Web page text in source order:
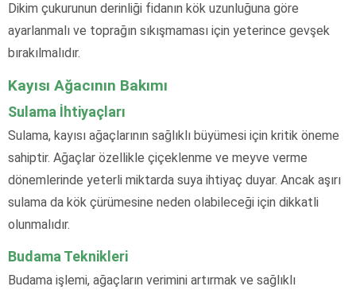
Dikim çukurunun derinliği fidanın kök uzunluğuna göre
ayarlanmalı ve toprağın sıkışmaması için yeterince gevşek
bırakılmalıdır.
Kayısı Ağacının Bakımı
Sulama İhtiyaçları
Sulama, kayısı ağaçlarının sağlıklı büyümesi için kritik öneme
sahiptir. Ağaçlar özellikle çiçeklenme ve meyve verme
dönemlerinde yeterli miktarda suya ihtiyaç duyar. Ancak aşırı
sulama da kök çürümesine neden olabileceği için dikkatli
olunmalıdır.
Budama Teknikleri
Budama işlemi, ağaçların verimini artırmak ve sağlıklı